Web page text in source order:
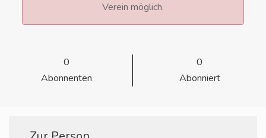
Verein möglich.
0
Abonnenten
0
Abonniert